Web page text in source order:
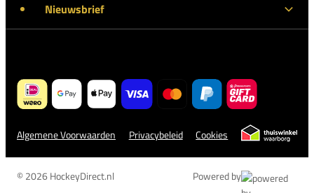
Nieuwsbrief
Algemene Voorwaarden Privacybeleid Cookies
© 2026 HockeyDirect.nl Powered by